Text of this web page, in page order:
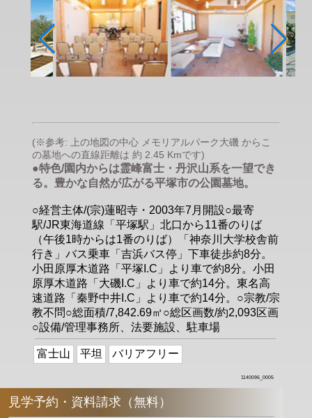
(※参考: 上の地図の中心 メモリアルパーク大磯 からこ
の墓地への直線距離は 約 2.45 Kmです)
●特色/園内からは霊峰富士・丹沢山系を一望でき
る。豊かな自然が広がる平塚市の公園墓地。
○経営主体/(宗)蓮昭寺・2003年7月開設○最寄
駅/JR東海道線「平塚駅」北口から11番のりば
（午後1時からは1番のりば）「神奈川大学校舎前
行き」バス乗車「吉浜バス停」下車徒歩約8分。
小田原厚木道路「平塚I.C」より車で約8分。小田
原厚木道路「大磯I.C」より車で約14分。東名高
速道路「秦野中井I.C」より車で約14分。○宗教/宗
教不問○総面積/7,842.69㎡○総区画数/約2,093区画
○設備/管理事務所、法要施設、駐車場
富士山 平坦 バリアフリー
1140096_0005
見学予約・資料請求（無料）